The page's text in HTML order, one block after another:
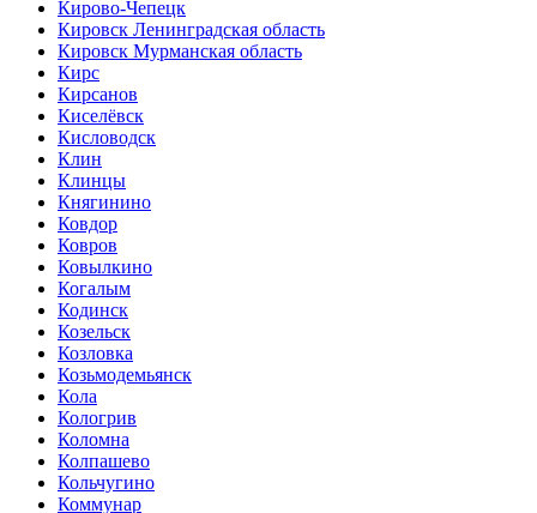
Кирово-Чепецк
Кировск Ленинградская область
Кировск Мурманская область
Кирс
Кирсанов
Киселёвск
Кисловодск
Клин
Клинцы
Княгинино
Ковдор
Ковров
Ковылкино
Когалым
Кодинск
Козельск
Козловка
Козьмодемьянск
Кола
Кологрив
Коломна
Колпашево
Кольчугино
Коммунар